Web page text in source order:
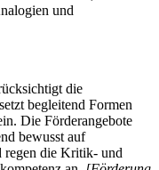
und
die
begleitend Formen
Die Förderangebote
bewusst auf
regen die Kritik- und